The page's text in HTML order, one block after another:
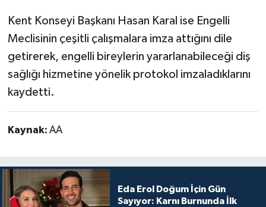
Kent Konseyi Başkanı Hasan Karal ise Engelli
Meclisinin çeşitli çalışmalara imza attığını dile
getirerek, engelli bireylerin yararlanabileceği diş
sağlığı hizmetine yönelik protokol imzaladıklarını
kaydetti.
Kaynak: AA
Eda Erol Doğum İçin Gün
Sayıyor: Karnı Burnunda İlk